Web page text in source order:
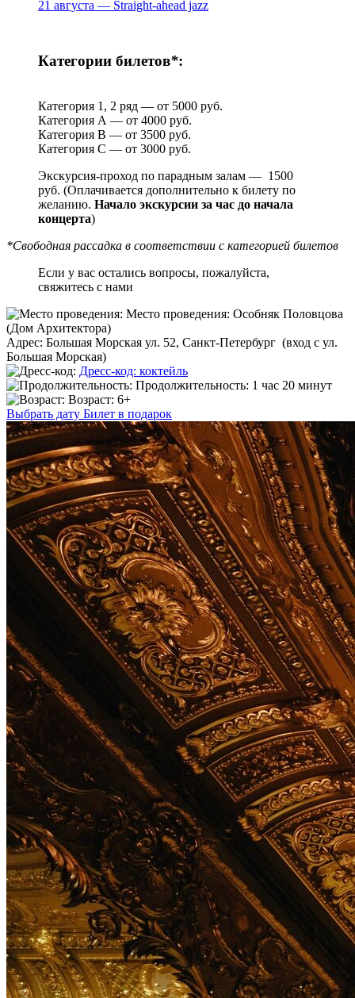
21 августа — Straight-ahead jazz
Категории билетов*:
Категория 1, 2 ряд — от 5000 руб.
Категория А — от 4000 руб.
Категория B — от 3500 руб.
Категория С — от 3000 руб.
Экскурсия-проход по парадным залам — 1500
руб. (Оплачивается дополнительно к билету по
желанию. Начало экскурсии за час до начала
концерта)
*Свободная рассадка в соответствии с категорией билетов
Если у вас остались вопросы, пожалуйста,
свяжитесь с нами
Место проведения: Особняк Половцова
(Дом Архитектора)
Адрес: Большая Морская ул. 52, Санкт-Петербург (вход с ул.
Большая Морская)
Дресс-код: коктейль
Продолжительность: 1 час 20 минут
Возраст: 6+
Выбрать дату Билет в подарок